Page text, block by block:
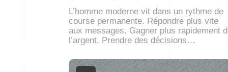
L’homme moderne vit dans un rythme de
course permanente. Répondre plus vite
aux messages. Gagner plus rapidement
l’argent. Prendre des décisions…